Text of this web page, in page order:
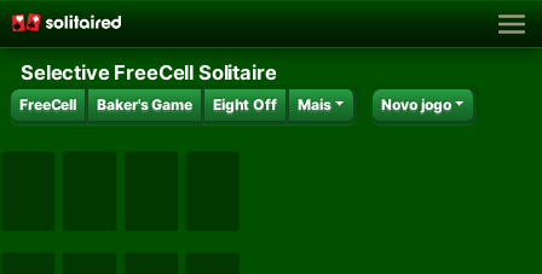
Selective FreeCell Solitaire
FreeCell Baker's Game Eight Off Mais Novo jogo